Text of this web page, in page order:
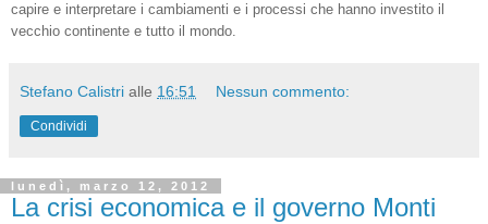
capire e interpretare i cambiamenti e i processi che hanno investito il
vecchio continente e tutto il mondo.
Stefano Calistri alle 16:51 Nessun commento:
Condividi
lunedì, marzo 12, 2012
La crisi economica e il governo Monti